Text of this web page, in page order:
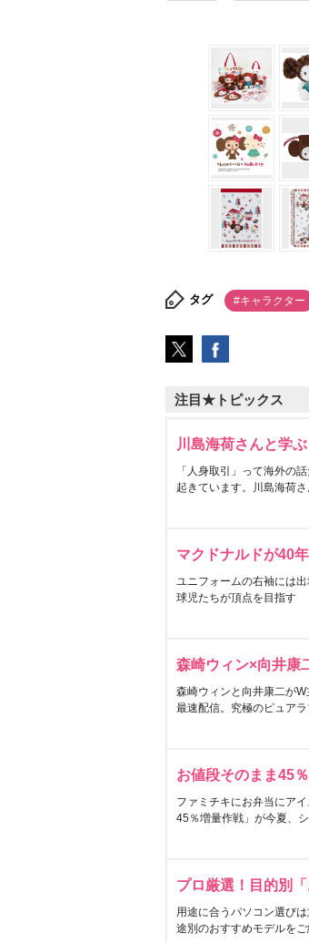
タグ #キャラクター
注目★トピックス
川島海荷さんと学
「人身取引」って海外の
起きています。川島海荷さ
マクドナルドが40
ユニフォームの右袖には
球児たちが頂点を目指す
森崎ウィン×向井康
森崎ウィンと向井康二が
最速配信。究極のピュアラ
お値段そのまま45
ファミチキにお弁当にア
45％増量作戦」が今夏、
プロ厳選！目的別
用途に合うパソコン選び
途別のおすすめモデルをご